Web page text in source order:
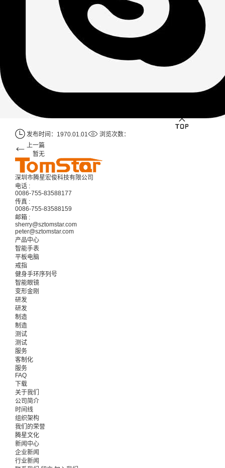
发布时间：1970.01.01
浏览次数：
上一篇
暂无
深圳市腾星宏俊科技有限公司
电话 :
0086-755-83588177
传真 :
0086-755-83588159
邮箱 :
sherry@sztomstar.com
peter@sztomstar.com
产品中心
智能手表
平板电脑
戒指
健身手环序列号
智能眼镜
变形金刚
研发
研发
制造
制造
测试
测试
服务
客制化
服务
FAQ
下载
关于我们
公司简介
时间线
组织架构
我们的荣誉
腾星文化
新闻中心
企业新闻
行业新闻